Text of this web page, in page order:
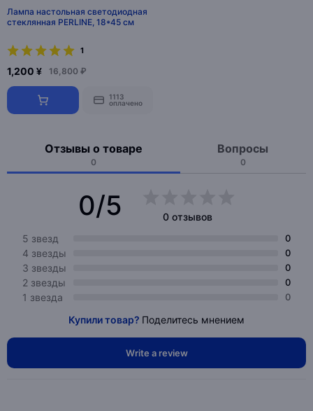
Лампа настольная светодиодная
стеклянная PERLINE, 18*45 см
1
1,200 ¥ 16,800 ₽
1113
оплачено
Отзывы о товаре
0
Вопросы
0
0/5
0 отзывов
5 звезд
0
4 звезды 0
3 звезды 0
2 звезды 0
1 звезда 0
Купили товар? Поделитесь мнением
Write a review